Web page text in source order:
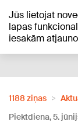
Jūs lietojat
lapas
iesakām
1188 ziņas
Piektdiena, 5.